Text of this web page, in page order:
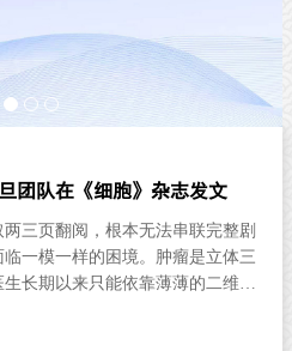
团队在《细胞》杂志发文
三页翻阅，根本无法串联完整剧
一模一样的困境。肿瘤是立体三
长期以来只能依靠薄薄的二维切
面切片极易遗漏关键病变区域，